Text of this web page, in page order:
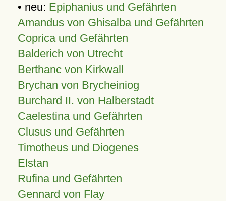
• neu: Epiphanius und Gefährten
Amandus von Ghisalba und Gefährten
Coprica und Gefährten
Balderich von Utrecht
Berthanc von Kirkwall
Brychan von Brycheiniog
Burchard II. von Halberstadt
Caelestina und Gefährten
Clusus und Gefährten
Timotheus und Diogenes
Elstan
Rufina und Gefährten
Gennard von Flay